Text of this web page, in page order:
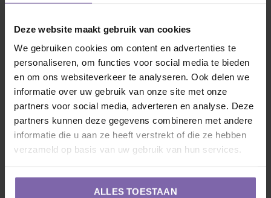
Deze website maakt gebruik van cookies
We gebruiken cookies om content en advertenties te
personaliseren, om functies voor social media te bieden
en om ons websiteverkeer te analyseren. Ook delen we
informatie over uw gebruik van onze site met onze
partners voor social media, adverteren en analyse. Deze
partners kunnen deze gegevens combineren met andere
informatie die u aan ze heeft verstrekt of die ze hebben
verzameld op basis van uw gebruik van hun services.
ALLES TOESTAAN
Esdoorn | Acer plat.
Fairview
€75,00
Japanse esdoorn |
Acer pal. 'Brown
Sugar'
€80,00